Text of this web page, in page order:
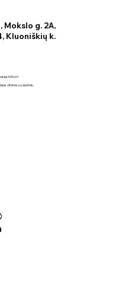
Mokslo g. 2A,
Kluoniškių k.
400 m².
vitrinos su durimis,